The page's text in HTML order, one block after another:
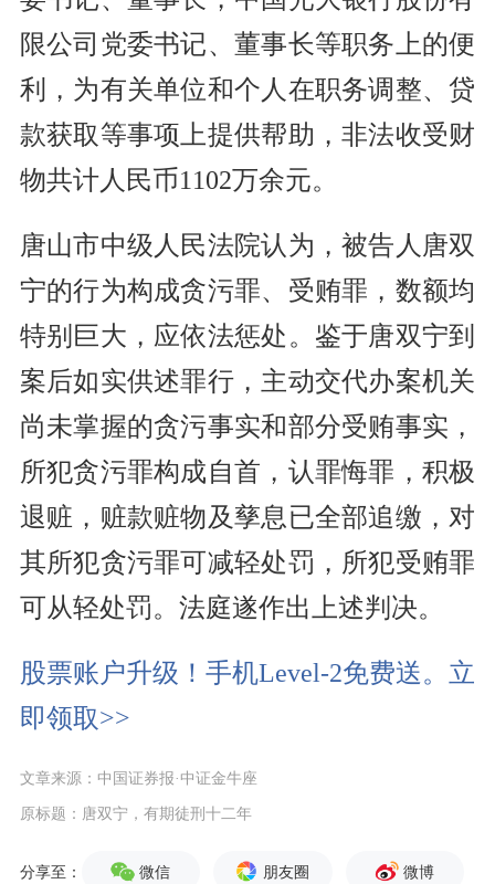
限公司党委书记、董事长等职务上的便
利，为有关单位和个人在职务调整、贷
款获取等事项上提供帮助，非法收受财
物共计人民币1102万余元。
唐山市中级人民法院认为，被告人唐双
宁的行为构成贪污罪、受贿罪，数额均
特别巨大，应依法惩处。鉴于唐双宁到
案后如实供述罪行，主动交代办案机关
尚未掌握的贪污事实和部分受贿事实，
所犯贪污罪构成自首，认罪悔罪，积极
退赃，赃款赃物及孳息已全部追缴，对
其所犯贪污罪可减轻处罚，所犯受贿罪
可从轻处罚。法庭遂作出上述判决。
股票账户升级！手机Level-2免费送。立
即领取>>
文章来源：中国证券报·中证金牛座
原标题：唐双宁，有期徒刑十二年
分享至： 微信 朋友圈 微博